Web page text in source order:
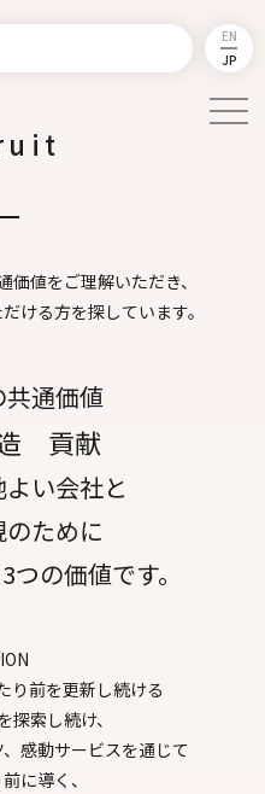
EN
JP
値をご理解いただき、
ける方を探しています。
共通価値
貢献
い会社と
ために
の価値です。
り前を更新し続ける
探索し続け、
感動サービスを通じて
に導く、